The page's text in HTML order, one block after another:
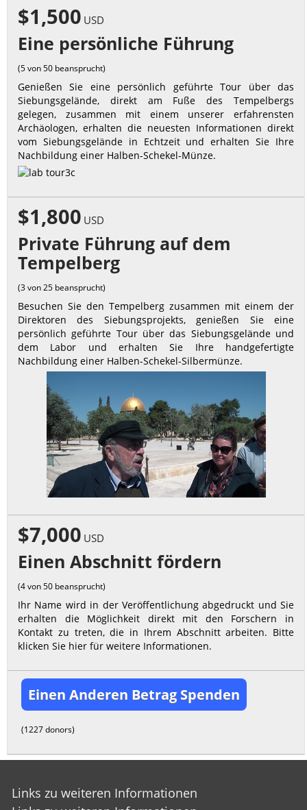
$1,500 USD
Eine persönliche Führung
(5 von 50 beansprucht)
Genießen Sie eine persönlich geführte Tour über das
Siebungsgelände, direkt am Fuße des Tempelbergs
gelegen, zusammen mit einem unserer erfahrensten
Archäologen, erhalten die neuesten Informationen direkt
vom Siebungsgelände in Echtzeit und erhalten Sie Ihre
Nachbildung einer Halben-Schekel-Münze.
$1,800 USD
Private Führung auf dem
Tempelberg
(3 von 25 beansprucht)
Besuchen Sie den Tempelberg zusammen mit einem der
Direktoren des Siebungsprojekts, genießen Sie eine
persönlich geführte Tour über das Siebungsgelände und
dem Labor und erhalten Sie Ihre handgefertigte
Nachbildung einer Halben-Schekel-Silbermünze.
$7,000 USD
Einen Abschnitt fördern
(4 von 50 beansprucht)
Ihr Name wird in der Veröffentlichung abgedruckt und Sie
erhalten die Möglichkeit direkt mit den Forschern in
Kontakt zu treten, die in Ihrem Abschnitt arbeiten. Bitte
klicken Sie hier für weitere Informationen.
Einen Anderen Betrag Spenden
(1227 donors)
Links zu weiteren Informationen